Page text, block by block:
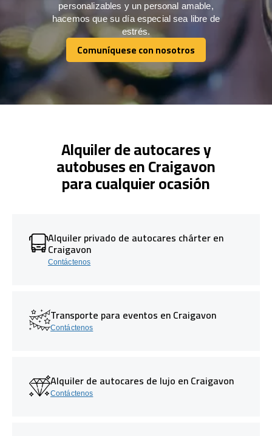
personalizables y un personal amable,
hacemos que su día especial sea libre de
estrés.
Comuníquese con nosotros
Comuníquese con nosotros
Alquiler de autocares y
autobuses en Craigavon
para cualquier ocasión
Alquiler privado de autocares chárter en
Craigavon
Contáctenos
Transporte para eventos en Craigavon
Contáctenos
Alquiler de autocares de lujo en Craigavon
Contáctenos